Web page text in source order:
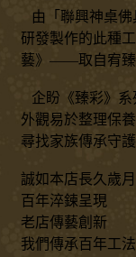
由「聯興神桌佛
研發製作的此種
藝》——取自宥臻
企盼《臻彩》系
外觀易於整理保
尋找家族傳承守
誠如本店長久歲
百年淬鍊呈現
老店傳藝創新
我們傳承百年工法